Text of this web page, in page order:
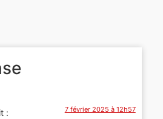
: 7 février 2025 à 12h57